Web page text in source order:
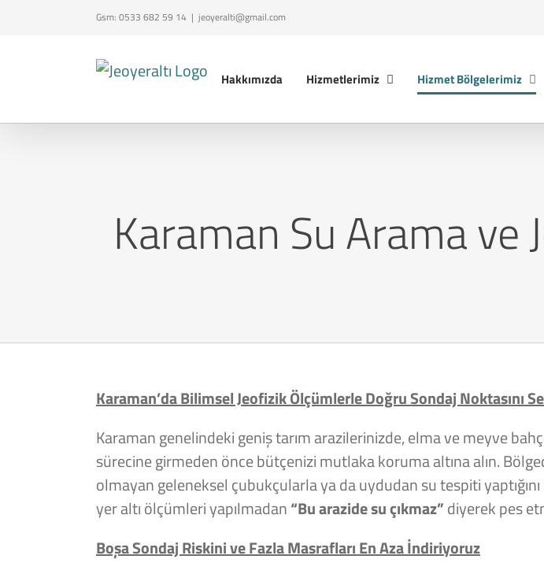
Gsm: 0533 682 59 14 | jeoyeralti@gmail.com
Hakkımızda Hizmetlerimiz Hizmet Bölgelerimiz
Karaman Su Arama
Karaman’da Bilimsel Jeofizik Ölçümlerle Doğru Sondaj Noktasını
Karaman genelindeki geniş tarım arazilerinizde, elma ve meyve
sürecine girmeden önce bütçenizi mutlaka koruma altına alın.
olmayan geleneksel çubukçularla ya da uydudan su tespiti
yer altı ölçümleri yapılmadan“Bu arazide su çıkmaz”diyerek pes
Boşa Sondaj Riskini ve Fazla Masrafları En Aza İndiriyoruz